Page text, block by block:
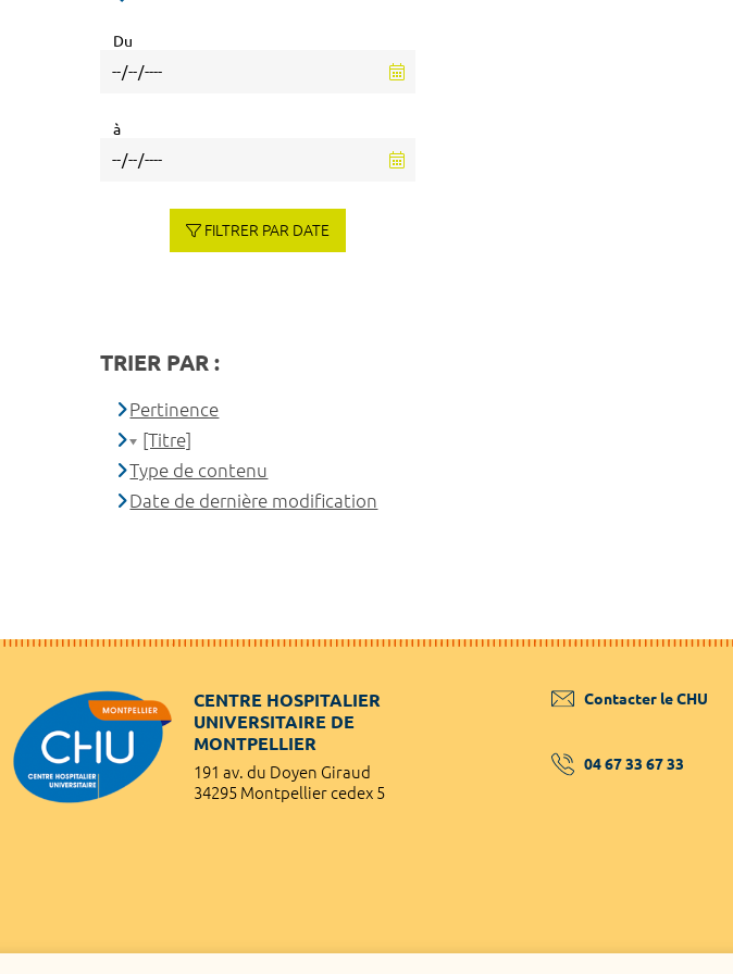
Du
à
FILTRER PAR DATE
TRIER PAR :
Pertinence
[Titre]
Type de contenu
Date de dernière modification
CENTRE HOSPITALIER
UNIVERSITAIRE DE
MONTPELLIER
191 av. du Doyen Giraud
34295 Montpellier cedex 5
Contacter le CHU
04 67 33 67 33